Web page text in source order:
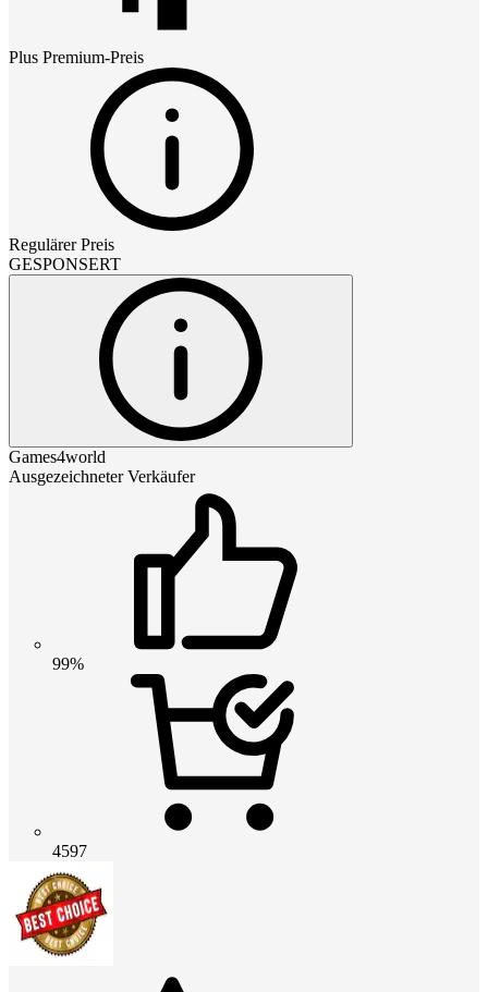
Plus Premium-Preis
Regulärer Preis
GESPONSERT
Games4world
Ausgezeichneter Verkäufer
99%
4597